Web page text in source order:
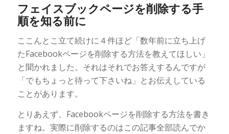
フェイスブックページを削除する手
順を知る前に
ここんとこ立て続けに４件ほど「数年前に立ち上げ
たFacebookページを削除する方法を教えてほしい」
と聞かれました。それはそれでお答えするんですが
「でもちょっと待って下さいね」とお伝えしている
ことがあります。
とりあえず、Facebookページを削除する方法を書き
ますね。実際に削除するのはこの記事全部読んでか